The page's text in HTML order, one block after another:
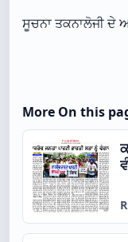
ਸੂਚਨਾ ਤਕਨਾਲੋਜੀ ਦੇ
More On this